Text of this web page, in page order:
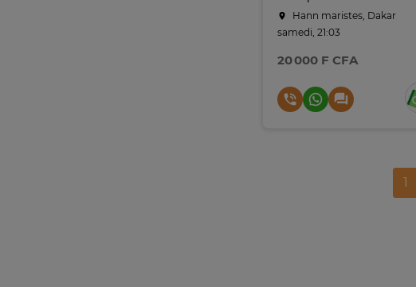
Hann maristes, Dakar
samedi, 21:03
20 000 F CFA
1